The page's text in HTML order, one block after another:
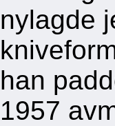
nylagde
han
1957